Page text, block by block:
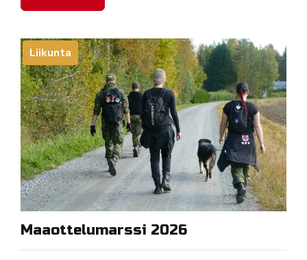
Liikunta
Maaottelumarssi 2026